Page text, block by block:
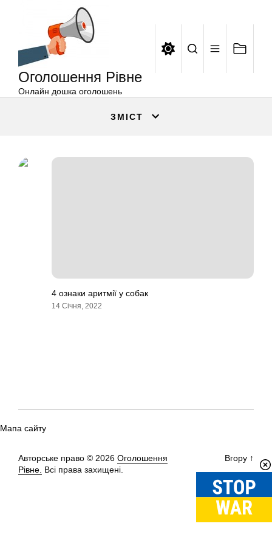
Оголошення Рівне
Онлайн дошка оголошень
ЗМІСТ
4 ознаки аритмії у собак
14 Січня, 2022
Мапа сайту
Авторське право © 2026 Оголошення
Рівне. Всі права захищені.
Вгору ↑